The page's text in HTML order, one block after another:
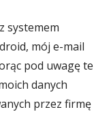
nowym
oknie
się
w
nowym
oknie
systemem
mój e-mail
pod uwagę te
danych
przez firmę